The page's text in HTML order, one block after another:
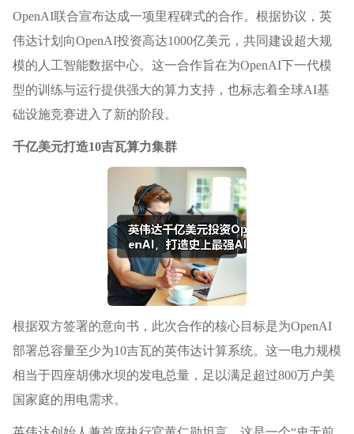
OpenAI联合宣布达成一项里程碑式的合作。根据协议，英
伟达计划向OpenAI投资高达1000亿美元，共同建设超大规
模的人工智能数据中心。这一合作旨在为OpenAI下一代模
型的训练与运行提供强大的算力支持，也标志着全球AI基
础设施竞赛进入了新的阶段。
千亿美元打造10吉瓦算力集群
根据双方签署的意向书，此次合作的核心目标是为OpenAI
部署总容量至少为10吉瓦的英伟达计算系统。这一电力规模
相当于四座胡佛水坝的发电总量，足以满足超过800万户美
国家庭的用电需求。